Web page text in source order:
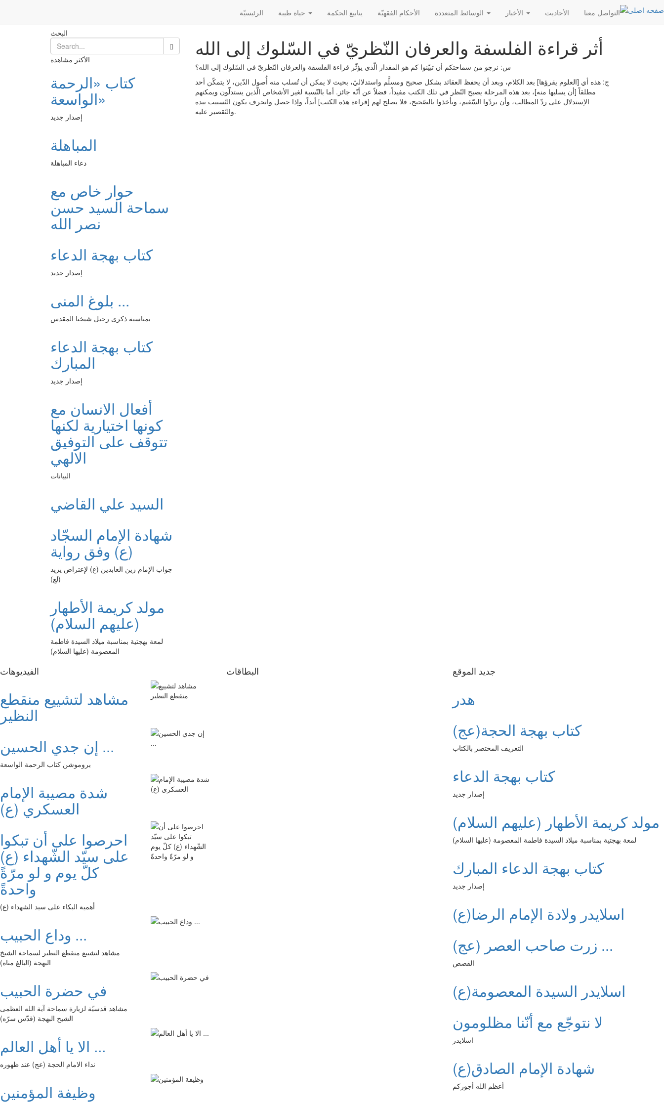
الرئیسیّة ينابيع الحكمة الأحکام الفقهیّة الأحادیث التواصل معنا أثر قراءة الفلسفة والعرفان النّظريّ في السّلوك إلى الله
أثر قراءة الفلسفة والعرفان النّظريّ في السّلوك إلى الله
س: نرجو من سماحتكم أن تبيّنوا كم هو المقدار الّذي يؤثّر قراءة الفلسفة والعرفان النّظريّ في السّلوك إلى الله؟
ج: هذه أي [العلوم يقرؤها] بعد الكلام، وبعد أن يحفظ العقائد بشكل صحيح ومسلَّم واستدلاليّ، بحيث لا يمكن أن تُسلب منه أُصول الدّين، لا يتمكّن أحد
مطلقاً [أن يسلبها منه]، بعد هذه المرحلة يصبح النّظر في تلك الكتب مفيداً، فضلاً عن أنّه جائز. أما بالنّسبة لغير الأشخاص الّذين يستدلّون ويمكنهم
الإستدلال على ردّ المطالب، وأن يردّوا السّقيم، ويأخذوا بالصّحيح، فلا يصلح لهم [قراءة هذه الكتب] أبداً، وإذا حصل وانحرف يكون التّسبيب بيده
والتّقصير عليه.
البحث
الأكثر مشاهدة
كتاب «الرحمة
الواسعة»
إصدار جديد
المباهلة
دعاء المباهلة
حوار خاص مع
سماحة السيد حسن
نصر الله
كتاب بهجة الدعاء
إصدار جديد
بلوغ المنى ...
بمناسبة ذكرى رحيل شيخنا المقدس
كتاب بهجة الدعاء
المبارك
إصدار جديد
أفعال الانسان مع
كونها اختيارية لكنها
تتوقف على التوفيق
الالهي
البيانات
السيد علي القاضي
شهادة الإمام السجّاد
(ع) وفق رواية
جواب الإمام زين العابدين (ع) لإعتراض يزيد
(لع)
مولد كريمة الأطهار
(عليهم السلام)
لمعة بهجتية بمناسبة ميلاد السيدة فاطمة
المعصومة (عليها السلام)
الفیدیوهات
مشاهد لتشييع منقطع
النظير
إن جدي الحسين ...
بروموشن كتاب الرحمة الواسعة
شدة مصيبة الإمام
العسكري (ع)
احرصوا على أن تبكوا
على سيّد الشّهداء (ع)
كلّ يوم و لو مرّةً
واحدةً
أهمية البكاء على سيد الشهداء (ع)
وداع الحبيب ...
مشاهد لتشييع منقطع النظير لسماحة الشيخ
البهجة (البالغ مناه)
في حضرة الحبيب
مشاهد قدسيّة لزيارة سماحة آية الله العظمى
الشيخ البهجة (قدّس سرّه)
الا يا أهل العالم ...
نداء الامام الحجة (عج) عند ظهوره
وظيفة المؤمنين
البطاقات جديد الموقع
هدر
كتاب بهجة الحجة(عج)
التعريف المختصر بالكتاب
كتاب بهجة الدعاء
إصدار جديد
مولد كريمة الأطهار (عليهم السلام)
لمعة بهجتية بمناسبة ميلاد السيدة فاطمة المعصومة (عليها السلام)
كتاب بهجة الدعاء المبارك
إصدار جديد
اسلايدر ولادة الإمام الرضا(ع)
زرت صاحب العصر (عج) ...
القصص
اسلايدر السيدة المعصومة(ع)
لا نتوجّع مع أنّنا مظلومون
اسلايدر
شهادة الإمام الصادق(ع)
أعظم الله أجوركم